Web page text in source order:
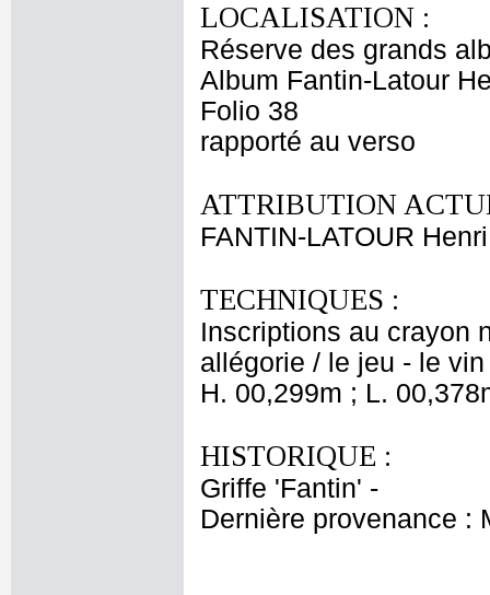
LOCALISATION :
Réserve des grands
Album Fantin-Latour
Folio 38
rapporté au verso
ATTRIBUTION
FANTIN-LATOUR Henri
TECHNIQUES :
Inscriptions au crayon
allégorie / le jeu - le
H. 00,299m ; L.
HISTORIQUE :
Griffe 'Fantin' -
Dernière provenance :